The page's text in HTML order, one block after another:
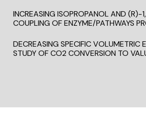
INCREASING ISOPROPANOL AND
COUPLING OF ENZYME/PATHWAYS
DECREASING SPECIFIC VOLUMETRIC
STUDY OF CO2 CONVERSION TO